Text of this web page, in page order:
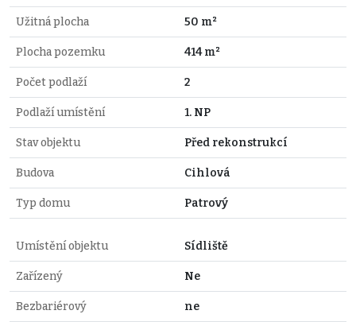
Užitná plocha 50 m²
Plocha pozemku 414 m²
Počet podlaží 2
Podlaží umístění 1. NP
Stav objektu Před rekonstrukcí
Budova Cihlová
Typ domu Patrový
Umístění objektu Sídliště
Zařízený Ne
Bezbariérový ne